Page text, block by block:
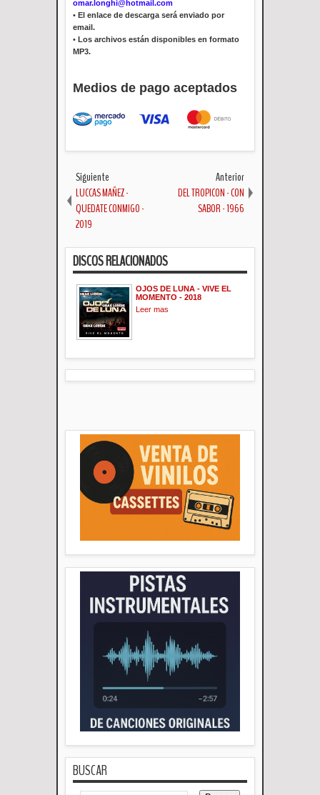
omar.longhi@hotmail.com
• El enlace de descarga será enviado por
email.
• Los archivos están disponibles en formato
MP3.
Medios de pago aceptados
Siguiente
LUCCAS MAÑEZ -
QUEDATE CONMIGO -
2019
Anterior
DEL TROPICON - CON
SABOR - 1966
DISCOS RELACIONADOS
OJOS DE LUNA - VIVE EL
MOMENTO - 2018
Leer mas
BUSCAR